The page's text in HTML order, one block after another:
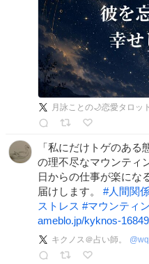
月詠ことの🌙恋愛タロット
「私にだけトゲのあ
の理不尽なマウンティ
日からの仕事が楽にな
届けします。 #人間関
ストレス #マウンティ
ameblo.jp/kyknos-
キクノス＠占い師。 @